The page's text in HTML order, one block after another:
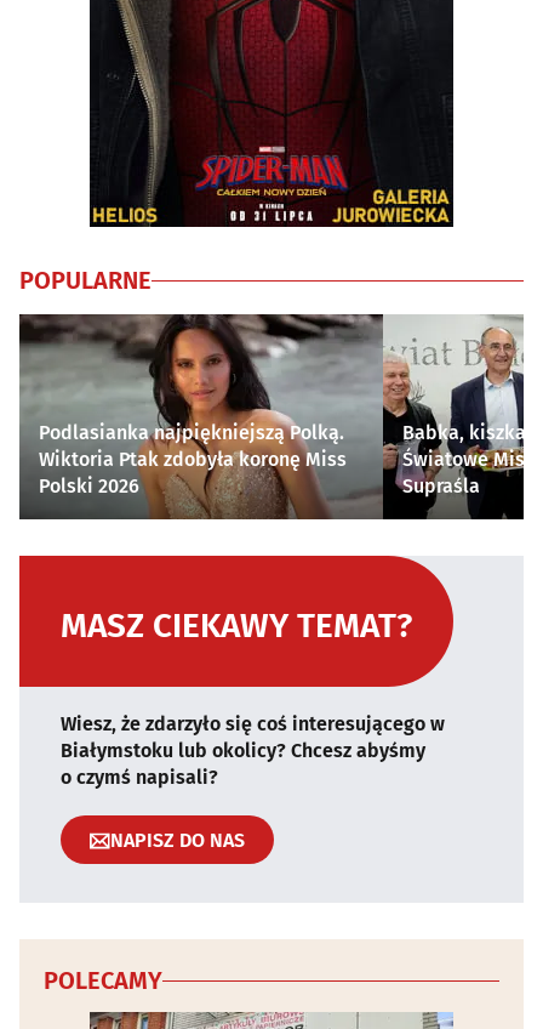
POPULARNE
Podlasianka najpiękniejszą Polką.
Wiktoria Ptak zdobyła koronę Miss
Polski 2026
Babka, kiszka i
Światowe
Supraśla
MASZ CIEKAWY TEMAT?
Wiesz, że zdarzyło się coś interesującego w
Białymstoku lub okolicy? Chcesz abyśmy
o czymś napisali?
NAPISZ DO NAS
POLECAMY